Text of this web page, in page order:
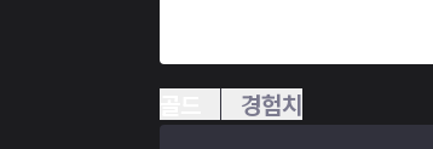
경험치